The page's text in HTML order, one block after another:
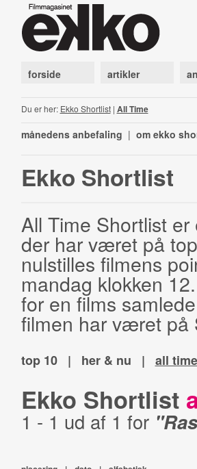
forside artikler
Du er her: Ekko Shortlist| All Time
månedens anbefaling | om ekko
Ekko Shortlist
All Time Shortlist
der har været på
nulstilles filmens
mandag klokken
for en films
filmen har været på
top 10 | her & nu | all time
Ekko Shortlist
1 - 1 ud af 1 for